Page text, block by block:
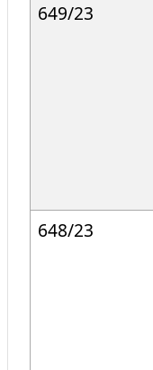
649/23
648/23